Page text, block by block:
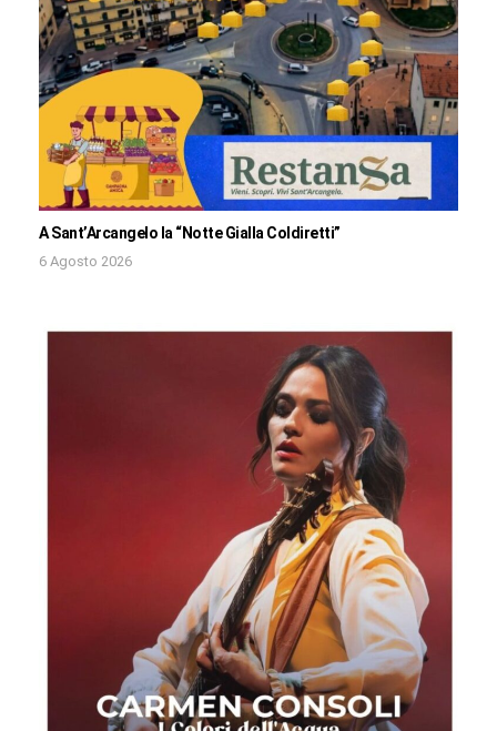
A Sant’Arcangelo la “Notte Gialla Coldiretti”
6 Agosto 2026